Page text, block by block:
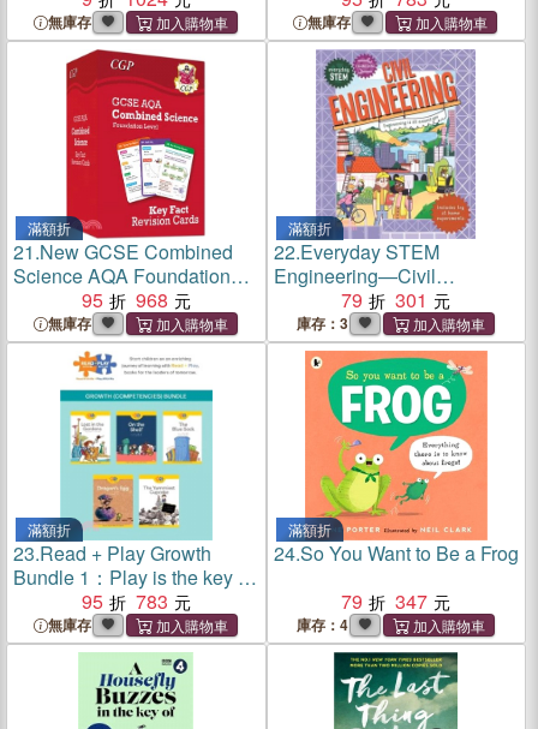
無庫存 無庫存
滿額折
21.New GCSE Combined
Science AQA Foundation
Key Fact Revision Cards -
Summary cards for quick
revision
95 968
無庫存
滿額折
22.Everyday STEM
Engineering—Civil
Engineering (美國版)
79 301
庫存：3
滿額折
23.Read + Play Growth
Bundle 1：Play is the key to
learning. The Read + Play
series of books harnesses
the power of literature
through the innovation of
95 783
無庫存
滿額折
24.So You Want to Be a Frog
79
347
庫存：4